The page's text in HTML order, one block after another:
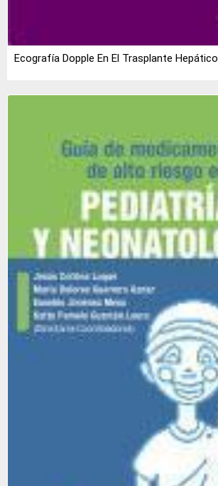
Ecografía Dopple En El Trasplante Hepático